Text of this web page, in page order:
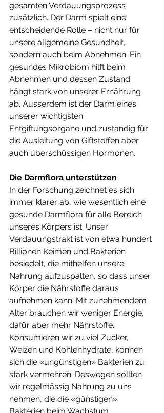
gesamten Verdauungsprozess
zusätzlich. Der Darm spielt eine
entscheidende Rolle – nicht nur für
unsere allgemeine Gesundheit,
sondern auch beim Abnehmen. Ein
gesundes Mikrobiom hilft beim
Abnehmen und dessen Zustand
hängt stark von unserer Ernährung
ab. Ausserdem ist der Darm eines
unserer wichtigsten
Entgiftungsorgane und zuständig für
die Ausleitung von Giftstoffen aber
auch überschüssigen Hormonen.
Die Darmflora unterstützen
In der Forschung zeichnet es sich
immer klarer ab, wie wesentlich eine
gesunde Darmflora für alle Bereich
unseres Körpers ist. Unser
Verdauungstrakt ist von etwa hundert
Billionen Keimen und Bakterien
besiedelt, die mithelfen unsere
Nahrung aufzuspalten, so dass unser
Körper die Nährstoffe daraus
aufnehmen kann. Mit zunehmendem
Alter brauchen wir weniger Energie,
dafür aber mehr Nährstoffe.
Konsumieren wir zu viel Zucker,
Weizen und Kohlenhydrate, können
sich die «ungünstigen» Bakterien zu
stark vermehren. Deswegen sollten
wir regelmässig Nahrung zu uns
nehmen, die die «günstigen»